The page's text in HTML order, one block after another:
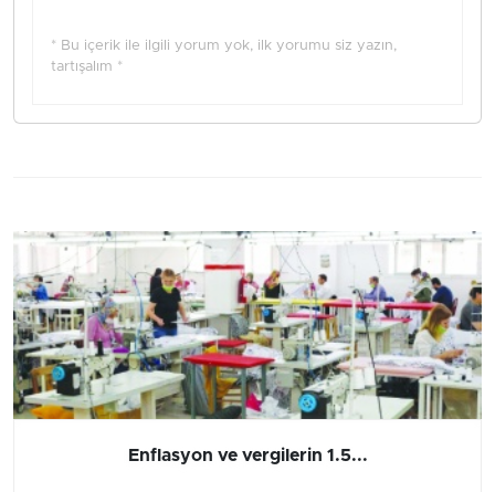
* Bu içerik ile ilgili yorum yok, ilk yorumu siz yazın,
tartışalım *
Enflasyon ve vergilerin 1.5...